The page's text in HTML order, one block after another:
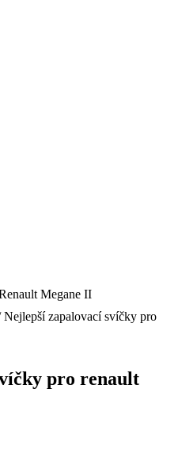
Nejlepší zapalovací svíčky pro
pro renault